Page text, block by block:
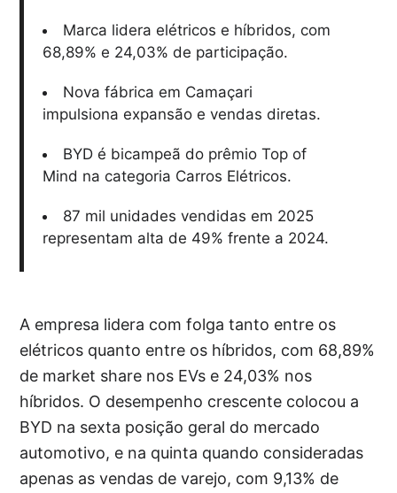
Marca lidera elétricos e híbridos, com
68,89% e 24,03% de participação.
Nova fábrica em Camaçari
impulsiona expansão e vendas diretas.
BYD é bicampeã do prêmio Top of
Mind na categoria Carros Elétricos.
87 mil unidades vendidas em 2025
representam alta de 49% frente a 2024.
A empresa lidera com folga tanto entre os
elétricos quanto entre os híbridos, com 68,89%
de market share nos EVs e 24,03% nos
híbridos. O desempenho crescente colocou a
BYD na sexta posição geral do mercado
automotivo, e na quinta quando consideradas
apenas as vendas de varejo, com 9,13% de